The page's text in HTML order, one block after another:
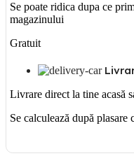
Se poate ridica dupa ce
magazinului
Gratuit
Livrare direct la tine acasă
Se calculează după plasare